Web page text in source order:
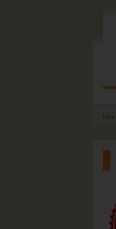
Hem